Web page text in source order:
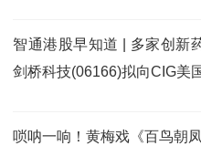
智通港股早知道 | 多家创新
剑桥科技(06166)拟向CIG美
唢呐一响！黄梅戏《百鸟朝